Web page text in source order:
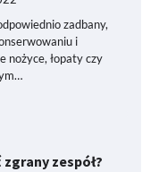
zadbany,
i
nożyce, łopaty czy
zespół?